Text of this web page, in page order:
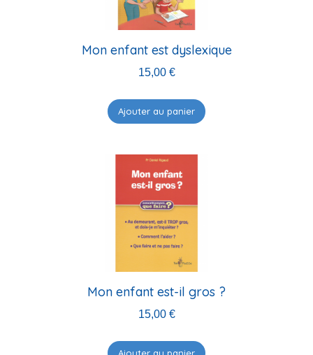
Mon enfant est dyslexique
15,00 €
Ajouter au panier
Mon enfant est-il gros ?
15,00 €